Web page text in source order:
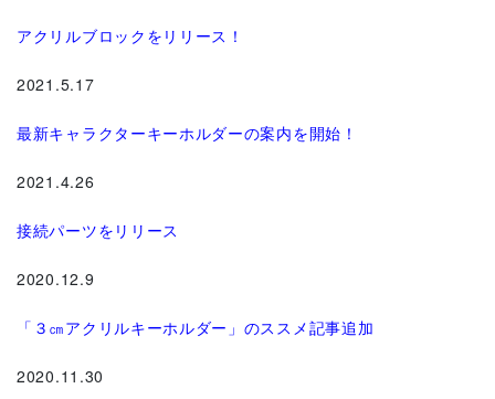
アクリルブロックをリリース！
2021.5.17
最新キャラクターキーホルダーの案内を開始！
2021.4.26
接続パーツをリリース
2020.12.9
「３㎝アクリルキーホルダー」のススメ記事追加
2020.11.30